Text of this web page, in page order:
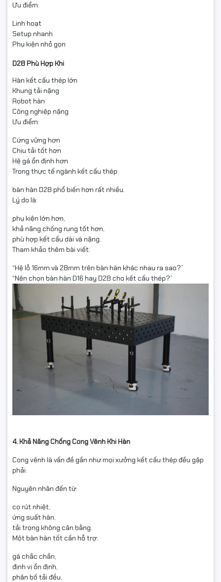
Ưu điểm:
Linh hoạt
Setup nhanh
Phụ kiện nhỏ gọn
D28 Phù Hợp Khi
Hàn kết cấu thép lớn
Khung tải nặng
Robot hàn
Công nghiệp nặng
Ưu điểm:
Cứng vững hơn
Chịu tải tốt hơn
Hệ gá ổn định hơn
Trong thực tế ngành kết cấu thép:
bàn hàn D28 phổ biến hơn rất nhiều.
Lý do là:
phụ kiện lớn hơn,
khả năng chống rung tốt hơn,
phù hợp kết cấu dài và nặng.
Tham khảo thêm bài viết:
“Hệ lỗ 16mm và 28mm trên bàn hàn khác nhau ra sao?”
“Nên chọn bàn hàn D16 hay D28 cho kết cấu thép?”
4. Khả Năng Chống Cong Vênh Khi Hàn
Cong vênh là vấn đề gần như mọi xưởng kết cấu thép đều gặp
phải.
Nguyên nhân đến từ:
co rút nhiệt,
ứng suất hàn,
tải trọng không cân bằng.
Một bàn hàn tốt cần hỗ trợ:
gá chắc chắn,
định vị ổn định,
phân bố tải đều,